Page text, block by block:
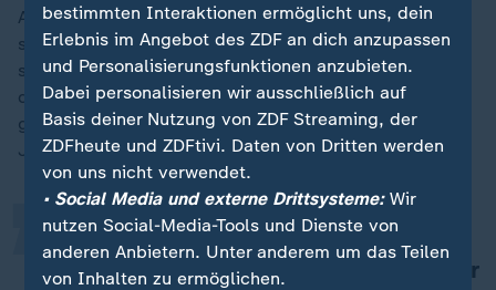
Alyssa Farrah Griffin, die in Trumps erster Amtszeit die
strategische Kommunikation im Weißen Haus leitete,
sagt: "Mit seinen durchschlagenden Strafzöllen hat er
der amerikanischen Industrieproduktion eher
geschadet, es gab keinen massiven Zuwachs bei den
Jobs."
Die Lebenshaltungskosten sind
unglaublich hoch. Das wird ihm mehr
„
bestimmten Interaktionen ermöglicht uns, dein
Erlebnis im Angebot des ZDF an dich anzupassen
und Personalisierungsfunktionen anzubieten.
Dabei personalisieren wir ausschließlich auf
Basis deiner Nutzung von ZDF Streaming, der
ZDFheute und ZDFtivi. Daten von Dritten werden
von uns nicht verwendet.
• Social Media und externe Drittsysteme:Wir
nutzen Social-Media-Tools und Dienste von
anderen Anbietern. Unter anderem um das Teilen
von Inhalten zu ermöglichen.